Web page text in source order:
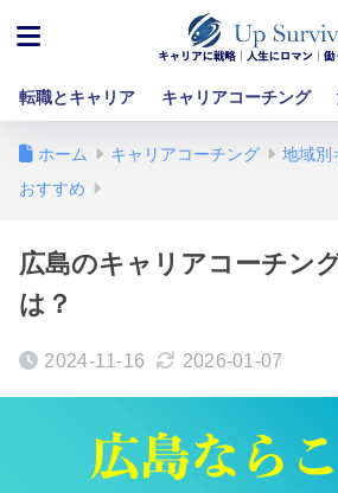
転職とキャリア キャリアコーチング
ホーム キャリアコーチング
地域別
おすすめ
広島のキャリアコーチン
は？
2024-11-16 2026-01-07